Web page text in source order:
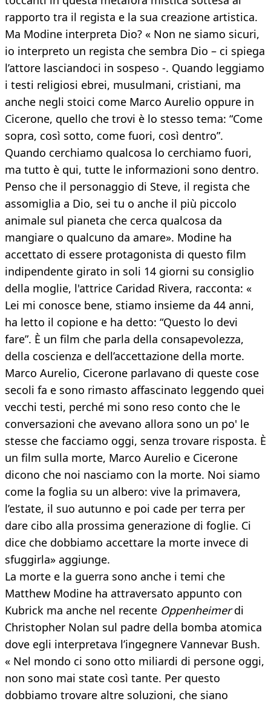
rapporto tra il regista e la sua creazione artistica.
Ma Modine interpreta Dio? « Non ne siamo sicuri,
io interpreto un regista che sembra Dio – ci spiega
l’attore lasciandoci in sospeso -. Quando leggiamo
i testi religiosi ebrei, musulmani, cristiani, ma
anche negli stoici come Marco Aurelio oppure in
Cicerone, quello che trovi è lo stesso tema: “Come
sopra, così sotto, come fuori, così dentro”.
Quando cerchiamo qualcosa lo cerchiamo fuori,
ma tutto è qui, tutte le informazioni sono dentro.
Penso che il personaggio di Steve, il regista che
assomiglia a Dio, sei tu o anche il più piccolo
animale sul pianeta che cerca qualcosa da
mangiare o qualcuno da amare». Modine ha
accettato di essere protagonista di questo film
indipendente girato in soli 14 giorni su consiglio
della moglie, l'attrice Caridad Rivera, racconta: «
Lei mi conosce bene, stiamo insieme da 44 anni,
ha letto il copione e ha detto: “Questo lo devi
fare”. È un film che parla della consapevolezza,
della coscienza e dell’accettazione della morte.
Marco Aurelio, Cicerone parlavano di queste cose
secoli fa e sono rimasto affascinato leggendo quei
vecchi testi, perché mi sono reso conto che le
conversazioni che avevano allora sono un po' le
stesse che facciamo oggi, senza trovare risposta. È
un film sulla morte, Marco Aurelio e Cicerone
dicono che noi nasciamo con la morte. Noi siamo
come la foglia su un albero: vive la primavera,
l’estate, il suo autunno e poi cade per terra per
dare cibo alla prossima generazione di foglie. Ci
dice che dobbiamo accettare la morte invece di
sfuggirla» aggiunge.
La morte e la guerra sono anche i temi che
Matthew Modine ha attraversato appunto con
Kubrick ma anche nel recente Oppenheimerdi
Christopher Nolan sul padre della bomba atomica
dove egli interpretava l’ingegnere Vannevar Bush.
« Nel mondo ci sono otto miliardi di persone oggi,
non sono mai state così tante. Per questo
dobbiamo trovare altre soluzioni, che siano